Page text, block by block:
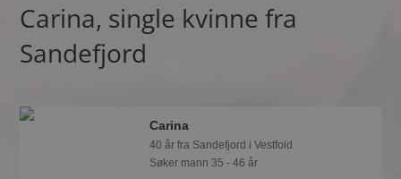
Carina, single kvinne fra
Sandefjord
Carina
40 år fra Sandefjord i Vestfold
Søker mann 35 - 46 år